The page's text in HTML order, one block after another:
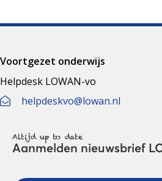
Voortgezet onderwijs
Helpdesk LOWAN-vo
helpdeskvo@lowan.nl
Altijd up to date
Aanmelden nieuwsbrief